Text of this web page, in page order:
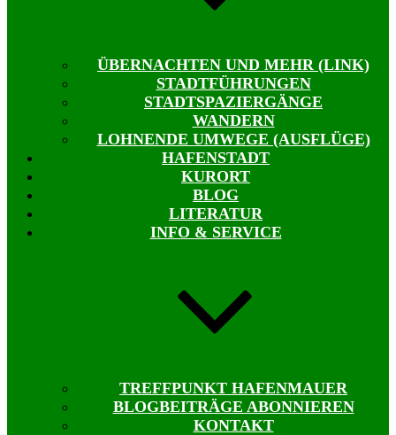
ÜBERNACHTEN UND MEHR (LINK)
STADTFÜHRUNGEN
STADTSPAZIERGÄNGE
WANDERN
LOHNENDE UMWEGE (AUSFLÜGE)
HAFENSTADT
KURORT
BLOG
LITERATUR
INFO & SERVICE
TREFFPUNKT HAFENMAUER
BLOGBEITRÄGE ABONNIEREN
KONTAKT